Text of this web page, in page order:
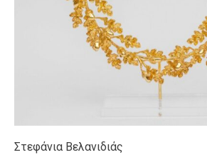
Στεφάνια Βελανιδιάς